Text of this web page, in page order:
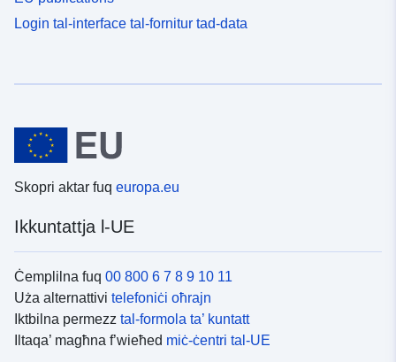
Login tal-interface tal-fornitur tad-data
Skopri aktar fuq europa.eu
Ikkuntattja l-UE
Ċemplilna fuq 00 800 6 7 8 9 10 11
Uża alternattivi telefoniċi oħrajn
Iktbilna permezz tal-formola ta’ kuntatt
Iltaqa’ magħna f’wieħed miċ-ċentri tal-UE